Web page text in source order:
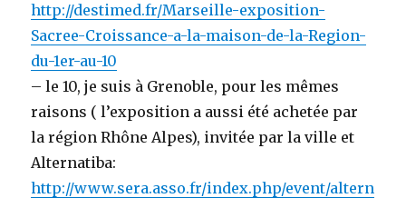
http://destimed.fr/Marseille-exposition-
Sacree-Croissance-a-la-maison-de-la-Region-
du-1er-au-10
– le 10, je suis à Grenoble, pour les mêmes
raisons ( l’exposition a aussi été achetée par
la région Rhône Alpes), invitée par la ville et
Alternatiba:
http://www.sera.asso.fr/index.php/event/altern